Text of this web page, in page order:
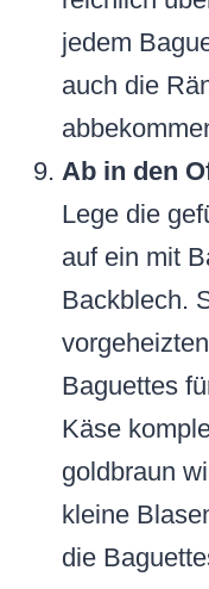
jedem
auch die
Ab in den
Lege die
auf ein mit
Backblech.
Baguettes
Käse
goldbraun
kleine
die